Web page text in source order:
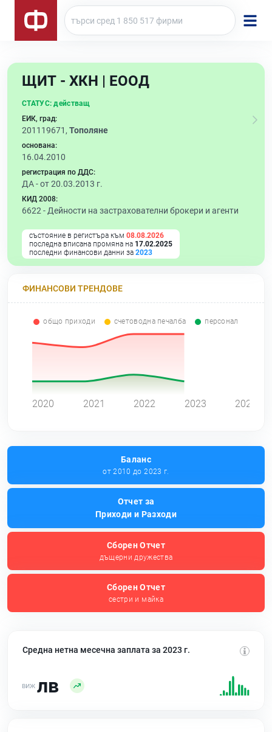
ЩИТ - ХКН | ЕООД
СТАТУС: действащ
ЕИК, град:
201119671, Тополяне
основана:
16.04.2010
регистрация по ДДС:
ДА - от 20.03.2013 г.
КИД 2008:
6622 - Дейности на застрахователни брокери и агенти
състояние в регистъра към 08.08.2026
последна вписана промяна на 17.02.2025
последни финансови данни за 2023
ФИНАНСОВИ ТРЕНДОВЕ
общо приходи счетоводна печалба персонал
2020 2021 2022 2023 2024
Баланс
от 2010 до 2023 г.
Отчет за
Приходи и Разходи
Сборен Отчет
дъщерни дружества
Сборен Отчет
сестри и майка
Средна нетна месечна заплата за 2023 г.
лв